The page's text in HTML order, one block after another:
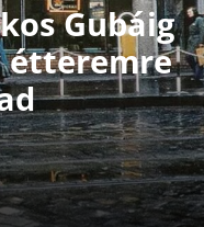
Gubáig
étteremre